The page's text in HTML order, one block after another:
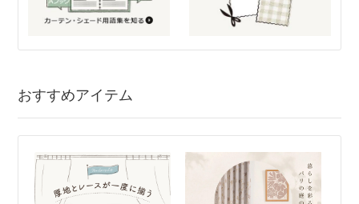
おすすめアイテム